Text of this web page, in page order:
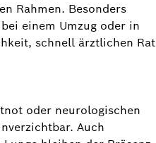
Rahmen. Besonders
einem Umzug oder in
schnell ärztlichen Rat
oder neurologischen
Auch